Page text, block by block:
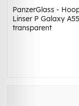
PanzerGlass -
Linser P Galaxy
transparent